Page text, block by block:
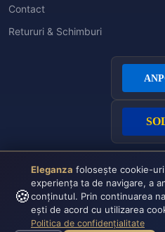
Contact
Retururi & Schimburi
Plata securizată: VISA
🍪
Eleganza folosește cookie-
experiența ta de navigare, a
conținutul. Prin continuarea
ești de acord cu utilizarea
Politica de confidențialitate